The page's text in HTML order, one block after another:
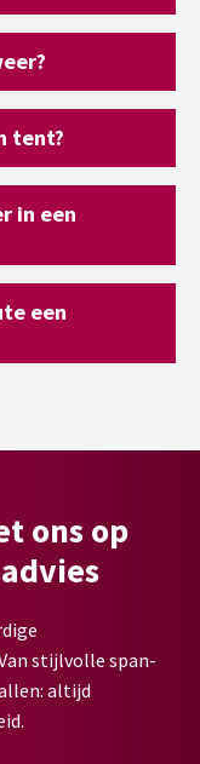
tent?
in een
een
ons op
stijlvolle span-
altijd